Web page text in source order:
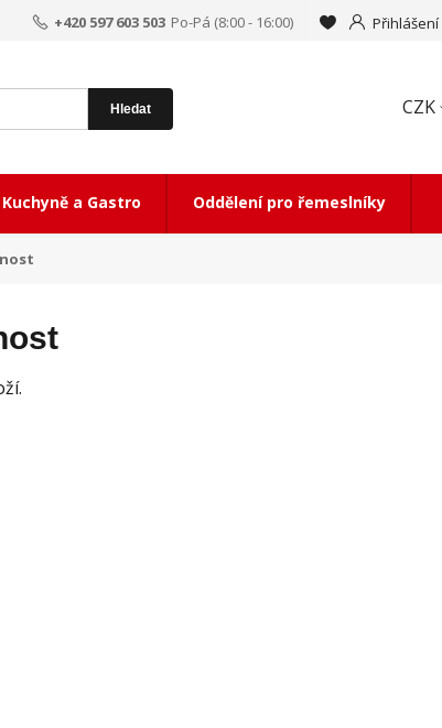
CZK
Přihlášení
Hledat
+420 597 603 503 Po-Pá (8:00 - 16:00)
Kuchyně a Gastro Oddělení pro řemeslníky